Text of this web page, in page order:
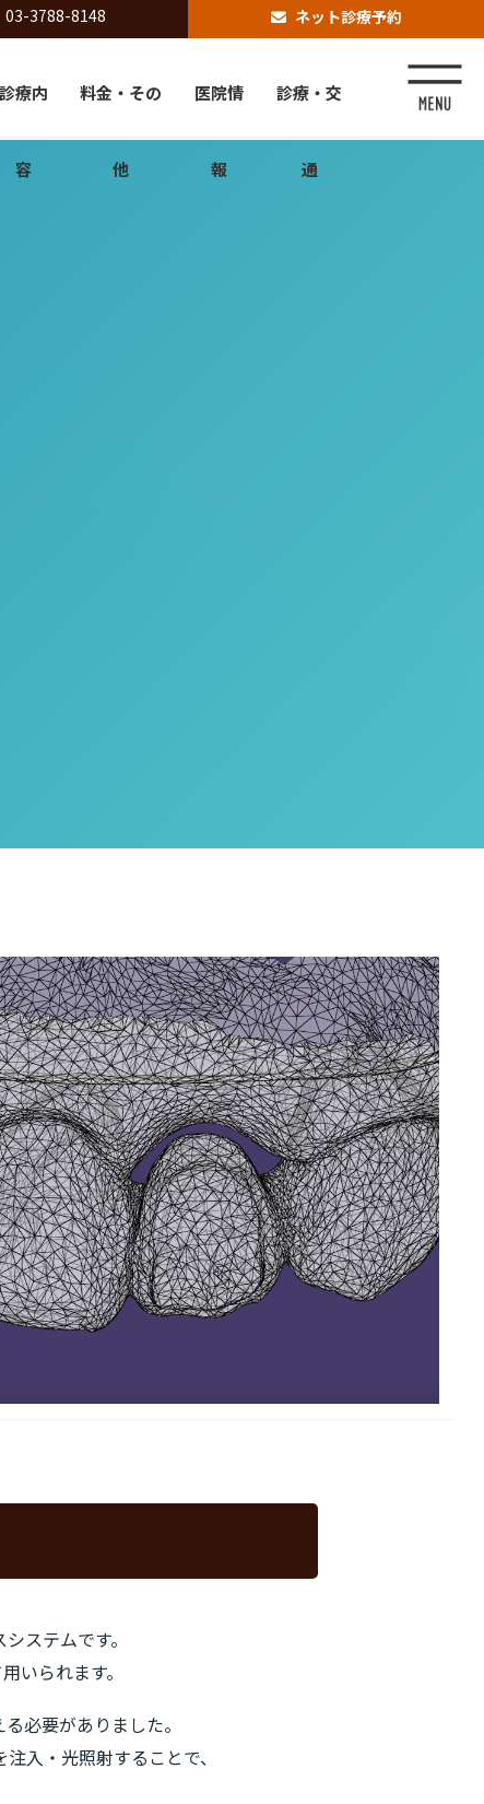
03-3788-8148 ネット診療予約
診療内
容
料金・その
他
医院情
報
診療・交
通
ステムです。
いられます。
必要がありました。
入・光照射することで、